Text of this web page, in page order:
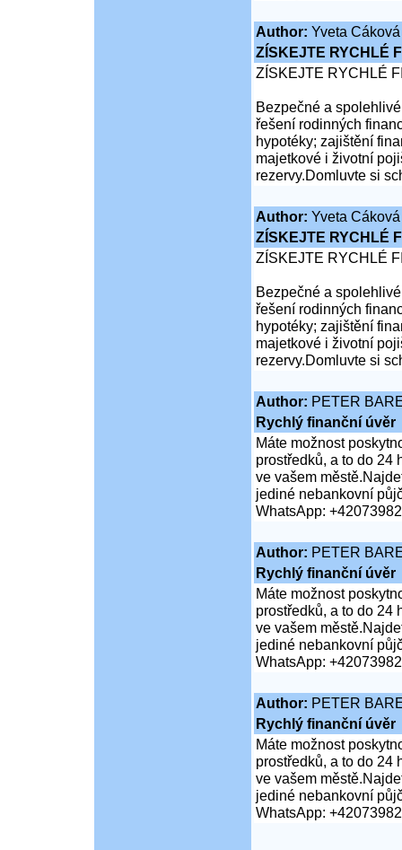
Author: Yveta Cáková
ZÍSKEJTE RYCHLÉ
ZÍSKEJTE RYCHLÉ
Bezpečné a
řešení rodinných
hypotéky; zajištění
majetkové i životní
rezervy.Domluvte si
Author: Yveta Cáková
ZÍSKEJTE RYCHLÉ
ZÍSKEJTE RYCHLÉ
Bezpečné a
řešení rodinných
hypotéky; zajištění
majetkové i životní
rezervy.Domluvte si
Author: PETER
Rychlý finanční úvěr
Máte možnost
prostředků, a to do 24
ve vašem
jediné nebankovní
WhatsApp:
Author: PETER
Rychlý finanční úvěr
Máte možnost
prostředků, a to do 24
ve vašem
jediné nebankovní
WhatsApp:
Author: PETER
Rychlý finanční úvěr
Máte možnost
prostředků, a to do 24
ve vašem
jediné nebankovní
WhatsApp: